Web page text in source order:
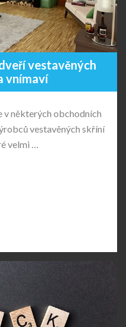
vestavěných
vnímaví
v některých obchodních
vestavěných skříní
velmi …